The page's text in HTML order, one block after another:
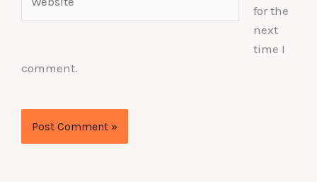
for the
next
time I
comment.